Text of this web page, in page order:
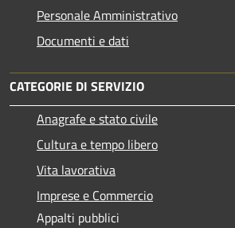
Personale Amministrativo
Documenti e dati
CATEGORIE DI SERVIZIO
Anagrafe e stato civile
Cultura e tempo libero
Vita lavorativa
Imprese e Commercio
Appalti pubblici